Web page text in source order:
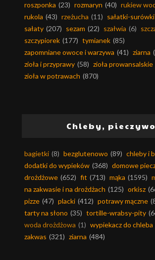
roszponka (23) rozmaryn (40) rukiew
rukola (43) rzeżucha (11) sałatki-surówki
sałaty (207) sezam (22) szałwia (6)
szczypiorek (177) tymianek (85)
zapomniane owoce i warzywa (41) ziarna
zioła i przyprawy (58) zioła prowansalskie
zioła w potrawach (870)
Chleby, pieczywo
bagietki (8) bezglutenowo (89) chleby i
dodatki do wypieków (368) domowe
drożdżowe (652) fit (713) mąka (1595)
na zakwasie i na drożdżach (125) orkisz
pizze (47) placki (412) potrawy mączne
tarty na słono (35) tortille-wrabsy-pity
woda drożdżowa (1) wypiekacz do chleba
zakwas (321) ziarna (484)